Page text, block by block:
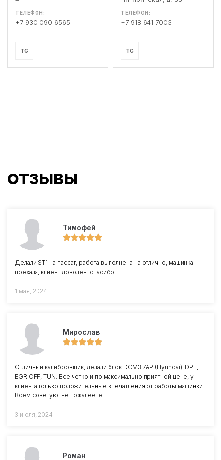
ТЕЛЕФОН:
+7 930 090 6565
TG
ТЕЛЕФОН:
+7 918 641 7003
TG
ОТЗЫВЫ
Тимофей
Делали ST1 на пассат, работа выполнена на отлично, машинка
поехала, клиент доволен. спасибо
1 мая, 2024
Мирослав
Отличный калибровщик, делали блок DCM3.7AP (Hyundai), DPF,
EGR OFF, TUN. Все четко и по максимально приятной цене, у
клиента только положительные впечатления от работы машинки.
Всем советую, не пожалеете.
3 июля, 2024
Роман